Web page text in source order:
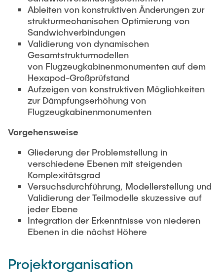
Partner
Kontakt
Anwendungsfelder
Luftfahrt
Maschinen- und Anlagenbau
Medizintechnik
Internationale Kooperationen
Abgeschlossene Projekte
LEHRE
Bachelor
Übersicht Konstruktionslehre
Grundlagen der KL
KL Gestalten
Vertiefte KL
Großes Konstruktionsprojekt
Digitale Produktentwicklung und Leichtbau
Master
Fluidtechnik
Methoden der Produktentwicklung
Leichtbaupraktikum
Fachlabor
NTA-Forschungskommunikation
Onlineangebot
VERANSTALTUNGEN
Wissenschaftl. Veranstaltungen
26th International Conference on Engineering Design
(ICED27)
36. DfX-Symposium 2025
PAD International Summer School
Ableiten von konstruktiven Änderungen zur
strukturmechanischen Optimierung von
Sandwichverbindungen
Validierung von dynamischen
Gesamtstrukturmodellen
von Flugzeugkabinenmonumenten auf dem
Hexapod-Großprüfstand
Aufzeigen von konstruktiven Möglichkeiten
zur Dämpfungserhöhung von
Flugzeugkabinenmonumenten
Vorgehensweise
Gliederung der Problemstellung in
verschiedene Ebenen mit steigenden
Komplexitätsgrad
Versuchsdurchführung, Modellerstellung und
Validierung der Teilmodelle skuzessive auf
jeder Ebene
Integration der Erkenntnisse von niederen
Ebenen in die nächst Höhere
Projektorganisation